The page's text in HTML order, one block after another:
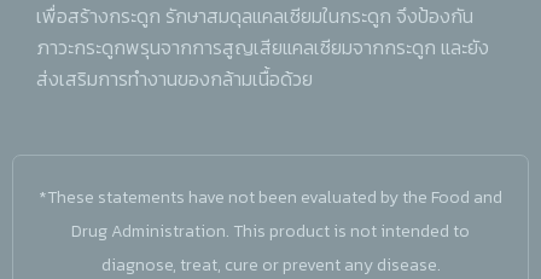
เพื่อสร้างกระดูก รักษาสมดุลแคลเซียมในกระดูก จึงป้องกัน
ภาวะกระดูกพรุนจากการสูญเสียแคลเซียมจากกระดูก และยัง
ส่งเสริมการทำงานของกล้ามเนื้อด้วย
*These statements have not been evaluated by the Food and
Drug Administration. This product is not intended to
diagnose, treat, cure or prevent any disease.